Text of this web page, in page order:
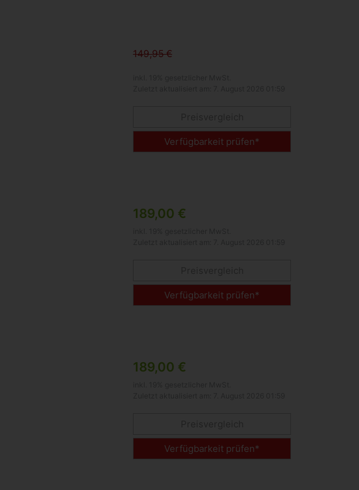
149,95 €
Verfügbarkeit prüfen*
189,00 €
Verfügbarkeit prüfen*
189,00 €
Verfügbarkeit prüfen*